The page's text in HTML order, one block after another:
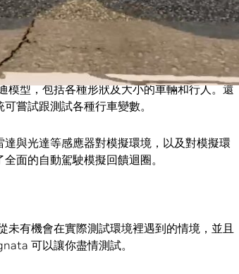
，其中電腦視覺與深度學習演算法使用來自地
。Cognata 的 TrueLife 3D Mesh 專利技術模
至是樹葉也不放過。
型，包括各種形狀及大小的車輛和行人。還
嘗試跟測試各種行車變數。
與光達等感應器對模擬環境，以及對模擬環
面的自動駕駛模擬回饋迴圈。
有機會在實際測試環境裡遇到的情境，並且
可以讓你盡情測試。